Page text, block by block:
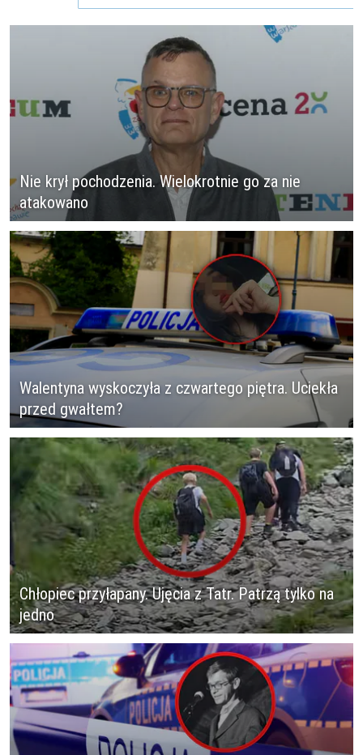
Nie krył pochodzenia. Wielokrotnie go za nie
atakowano
Walentyna wyskoczyła z czwartego piętra. Uciekła
przed gwałtem?
Chłopiec przyłapany. Ujęcia z Tatr. Patrzą tylko na
jedno